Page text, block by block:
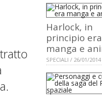
Harlock, in
principio era
manga e
SPECIALI / 26/01/2014